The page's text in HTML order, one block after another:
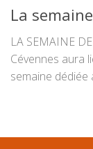
La
LA SEMAINE
Cévennes aura
semaine dédiée